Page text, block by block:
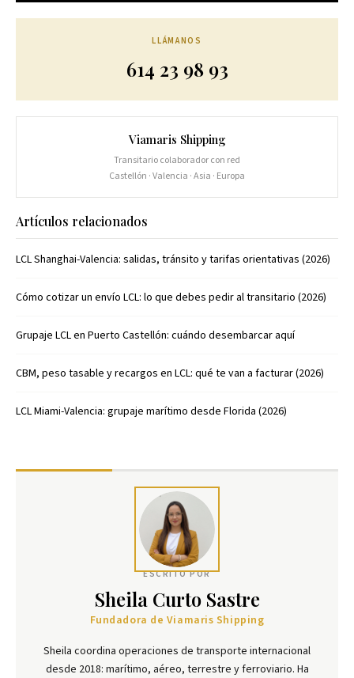
LLÁMANOS
614 23 98 93
Viamaris Shipping
Transitario colaborador con red
Castellón · Valencia · Asia · Europa
Artículos relacionados
LCL Shanghai-Valencia: salidas, tránsito y tarifas orientativas (2026)
Cómo cotizar un envío LCL: lo que debes pedir al transitario (2026)
Grupaje LCL en Puerto Castellón: cuándo desembarcar aquí
CBM, peso tasable y recargos en LCL: qué te van a facturar (2026)
LCL Miami-Valencia: grupaje marítimo desde Florida (2026)
ESCRITO POR
Sheila Curto Sastre
Fundadora de Viamaris Shipping
Sheila coordina operaciones de transporte internacional
desde 2018: marítimo, aéreo, terrestre y ferroviario. Ha